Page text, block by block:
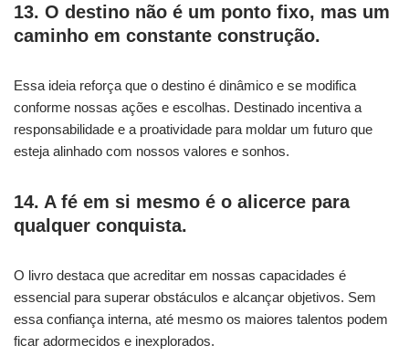
13. O destino não é um ponto fixo, mas um
caminho em constante construção.
Essa ideia reforça que o destino é dinâmico e se modifica
conforme nossas ações e escolhas. Destinado incentiva a
responsabilidade e a proatividade para moldar um futuro que
esteja alinhado com nossos valores e sonhos.
14. A fé em si mesmo é o alicerce para
qualquer conquista.
O livro destaca que acreditar em nossas capacidades é
essencial para superar obstáculos e alcançar objetivos. Sem
essa confiança interna, até mesmo os maiores talentos podem
ficar adormecidos e inexplorados.